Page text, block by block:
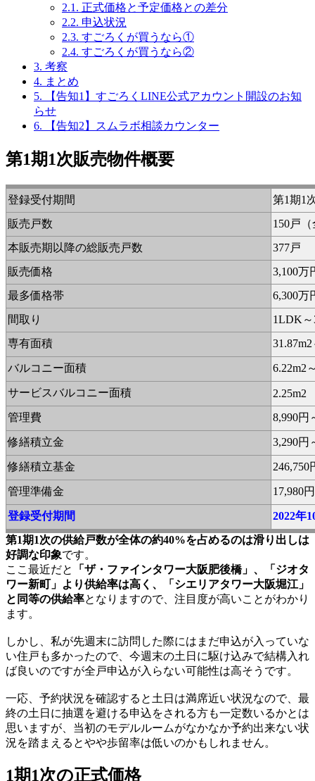
2.1. 正式価格と予定価格との差分
2.2. 申込状況
2.3. すごろくが買うなら①
2.4. すごろくが買うなら②
3. 考察
4. まとめ
5. 【告知1】すごろくLINE公式アカウント開設のお知
らせ
6. 【告知2】スムラボ相談カウンター
第1期1次販売物件概要
登録受付期間
第1期1
販売戸数
150戸
本販売期以降の総販売戸数
377戸
販売価格
3,100万
最多価格帯
6,300万
間取り
1LDK
専有面積
バルコニー面積 6.22m2
サービスバルコニー面積
2.25m2
管理費
8,990円
修繕積立金 3,290円
修繕積立基金 246,750
管理準備金 17,980
登録受付期間
2022年
第1期1次の供給戸数が全体の約40%を占めるのは滑り出しは
好調な印象です。
ここ最近だと
「ザ・ファインタワー大阪肥後橋」、「ジオタ
ワー新町」より供給率は高く、「シエリアタワー大阪堀江」
と同等の供給率となりますので、注目度が高いことがわかり
ます。
しかし、私が先週末に訪問した際にはまだ申込が入っていな
い住戸も多かったので、今週末の土日に駆け込みで結構入れ
ば良いのですが全戸申込が入らない可能性は高そうです。
一応、予約状況を確認すると土日は満席近い状況なので、最
終の土日に抽選を避ける申込をされる方も一定数いるかとは
思いますが、当初のモデルルームがなかなか予約出来ない状
況を踏まえるとやや歩留率は低いのかもしれません。
1期1次の正式価格